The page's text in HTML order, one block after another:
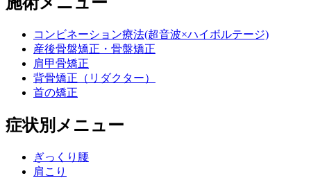
コンビネーション療法(超音波×ハイボルテージ)
産後骨盤矯正・骨盤矯正
肩甲骨矯正
背骨矯正（リダクター）
首の矯正
症状別メニュー
ぎっくり腰
肩こり